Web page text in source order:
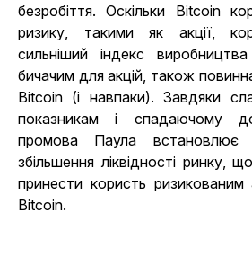
безробіття. Оскільки Bitcoin
ризику, такими як акції,
сильніший індекс
бичачим для акцій, також
Bitcoin (і навпаки). Завдяки
показникам і спадаючому
промова Паула встановлює
збільшення ліквідності ринку,
принести користь
Bitcoin.